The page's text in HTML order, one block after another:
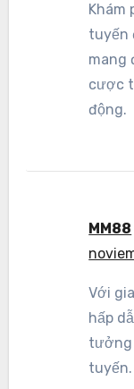
Khám
tuyến
mang
cược
động.
MM88
Với
hấp
tưởng
tuyến.